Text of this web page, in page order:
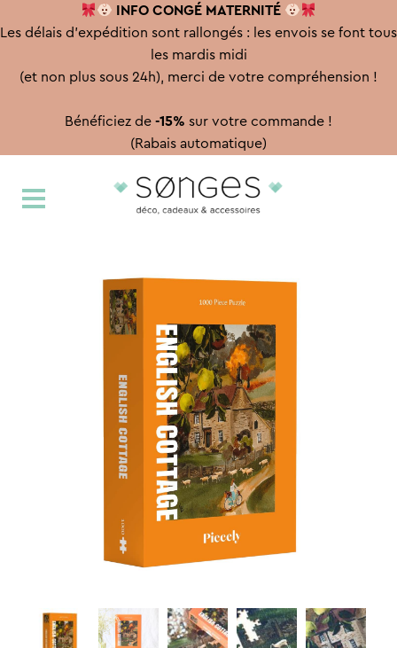
INFO CONGÉ MATERNITÉ
Les délais d'expédition sont rallongés : les envois se font tous
les mardis midi
(et non plus sous 24h), merci de votre compréhension !
Bénéficiez de -15% sur votre commande !
(Rabais automatique)
à
au